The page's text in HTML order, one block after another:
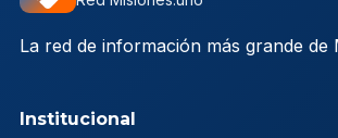
La red de información más grande de
Institucional